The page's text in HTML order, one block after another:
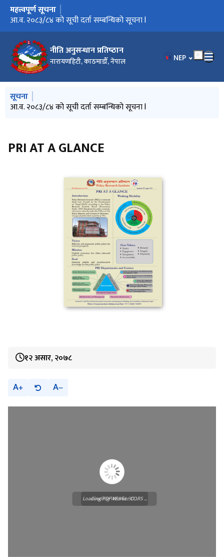
नीति अनुसन्धान प्रतिष्‍ठान
नारायणहिटी, काठमाडौँ, नेपाल भाषा चयन गर्नुहोस्
NEP
मुख्य नेभिगेसनमा जानुहोस्
महत्त्वपूर्ण सूचना
आ.व. २०८३/८४ को सूची दर्ता सम्बन्धिको सूचना l
मुख्य नेभिगेसनमा जानुहोस्
सूचना
आ.व. २०८३/८४ को सूची दर्ता सम्बन्धिको सूचना l
PRI AT A GLANCE
१२ असार, २०७८
A A
Loading WEBGL 3D ...
Loading PDF Worker CORS ...